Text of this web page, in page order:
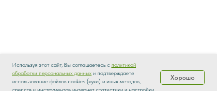
Используя этот сайт, Вы соглашаетесь с политикой
обработки персональных данных и подтверждаете
использование файлов cookies (куки) и иных методов,
средств и инструментов интернет статистики и настройки.
Хорошо